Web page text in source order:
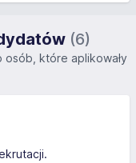
(6)
które aplikowały